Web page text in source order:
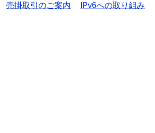
売掛取引のご案内
IPv6への取り組み